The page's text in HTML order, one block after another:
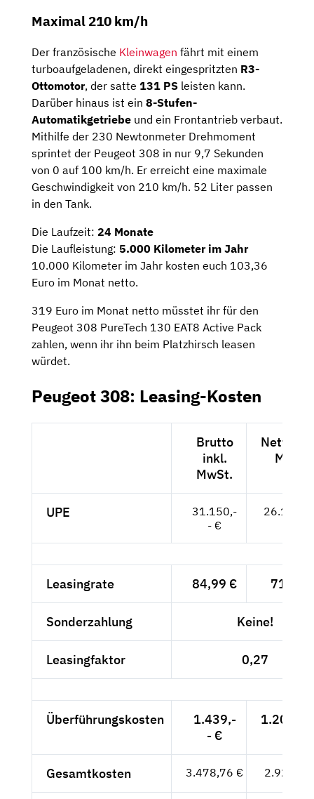
Maximal 210 km/h
Der französische Kleinwagen fährt mit einem
turboaufgeladenen, direkt eingespritzten R3-
Ottomotor, der satte 131 PS leisten kann.
Darüber hinaus ist ein 8-Stufen-
Automatikgetriebe und ein Frontantrieb verbaut.
Mithilfe der 230 Newtonmeter Drehmoment
sprintet der Peugeot 308 in nur 9,7 Sekunden
von 0 auf 100 km/h. Er erreicht eine maximale
Geschwindigkeit von 210 km/h. 52 Liter passen
in den Tank.
Die Laufzeit: 24 Monate
Die Laufleistung: 5.000 Kilometer im Jahr
10.000 Kilometer im Jahr kosten euch 103,36
Euro im Monat netto.
319 Euro im Monat netto müsstet ihr für den
Peugeot 308 PureTech 130 EAT8 Active Pack
zahlen, wenn ihr ihn beim Platzhirsch leasen
würdet.
Peugeot 308: Leasing-Kosten
Brutto
inkl.
MwSt.
Netto
MwSt.
UPE
31.150,-
- €
Leasingrate 84,99 € 71,42
Sonderzahlung Keine!
Leasingfaktor 0,27
Überführungskosten
1.439,-
- €
Gesamtkosten 3.478,76 € 2.923,33